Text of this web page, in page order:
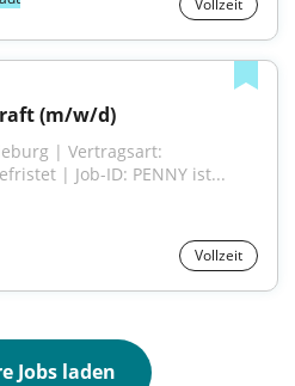
Vollzeit
(m/w/d)
| Vertragsart:
| Job-ID: PENNY ist...
Vollzeit
Jobs laden